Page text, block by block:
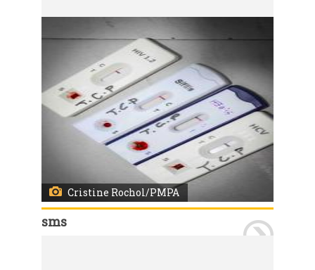
Cristine Rochol/PMPA
sms